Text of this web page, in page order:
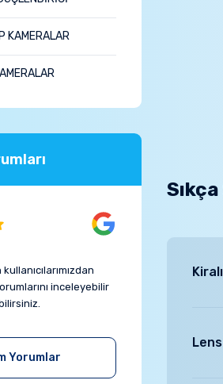
KAMERALAR
inceleyebilir
Yorumlar